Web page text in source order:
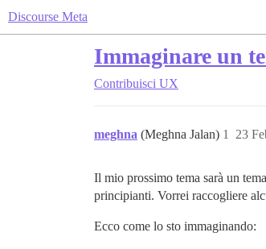
Discourse Meta
Immaginare un
Contribuisci UX
meghna (Meghna Jalan) 23
1
Il mio prossimo tema sarà un
principianti. Vorrei raccogliere
Ecco come lo sto immaginando: